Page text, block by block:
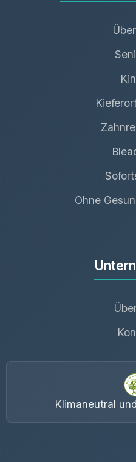
Ohne
Klimaneutral